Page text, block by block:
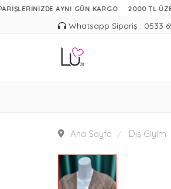
AYNI GÜN KARGO 2000 TL ÜZERİ
Whatsapp Sipariş : 0533
Ana Sayfa Dış Giyim